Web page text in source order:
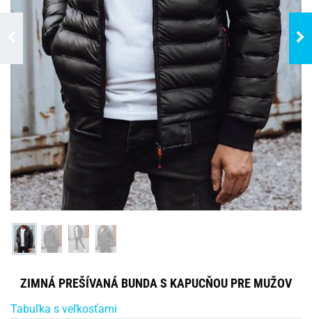
ZIMNÁ PREŠÍVANÁ BUNDA S KAPUCŇOU PRE MUŽOV
Tabuľka s veľkosťami